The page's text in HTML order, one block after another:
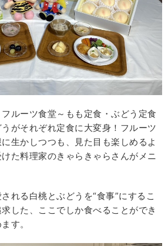
フルーツ食堂～もも定食・ぶどう定食
がそれぞれ定食に大変身！フルーツ
生かしつつも、見た目も楽しめるよ
た料理家のきゃらきゃらさんがメニ
れる白桃とぶどうを“食事”にするこ
した、ここでしか食べることができ
す。